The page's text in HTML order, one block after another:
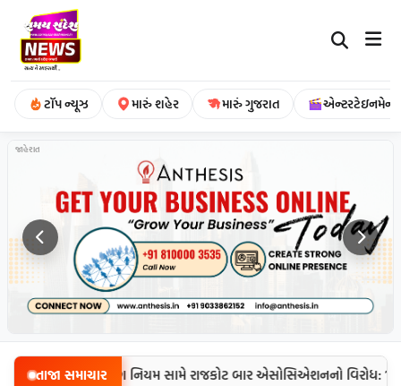
ટૉપ ન્યૂઝ મારું શહેર મારું ગુજરાત એન્ટરટેઇનમેન્ટ
જાહેરાત
તાજા સમાચાર
નવા ઈ-ફાઈલિંગ નિયમ સામે રાજકોટ બાર એસોસિએશનનો વિરોધ: 10